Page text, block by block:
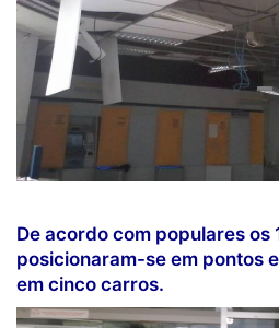
De acordo com populares os
posicionaram-se em pontos
em cinco carros.